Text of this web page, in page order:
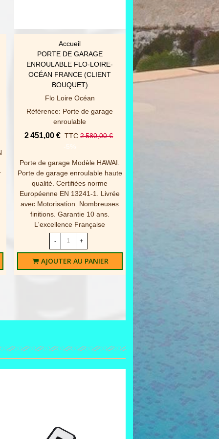
AFFICHER PLUS
Accueil
PORTE DE GARAGE
ENROULABLE FLO-LOIRE-
OCÉAN FRANCE (CLIENT
BOUQUET)
Flo Loire Océan
Référence: Porte de garage
enroulable
2 451,00 € TTC 2 580,00 €
-5%
Porte de garage Modèle HAWAI.
Porte de garage enroulable haute
qualité. Certifiées norme
Européenne EN 13241-1. Livrée
avec Motorisation. Nombreuses
finitions. Garantie 10 ans.
L'excellence Française
- +
AJOUTER AU PANIER
AFFICHER PLUS
Accueil
CARPORT NOVOFERM
OXYGEN
Novoferm